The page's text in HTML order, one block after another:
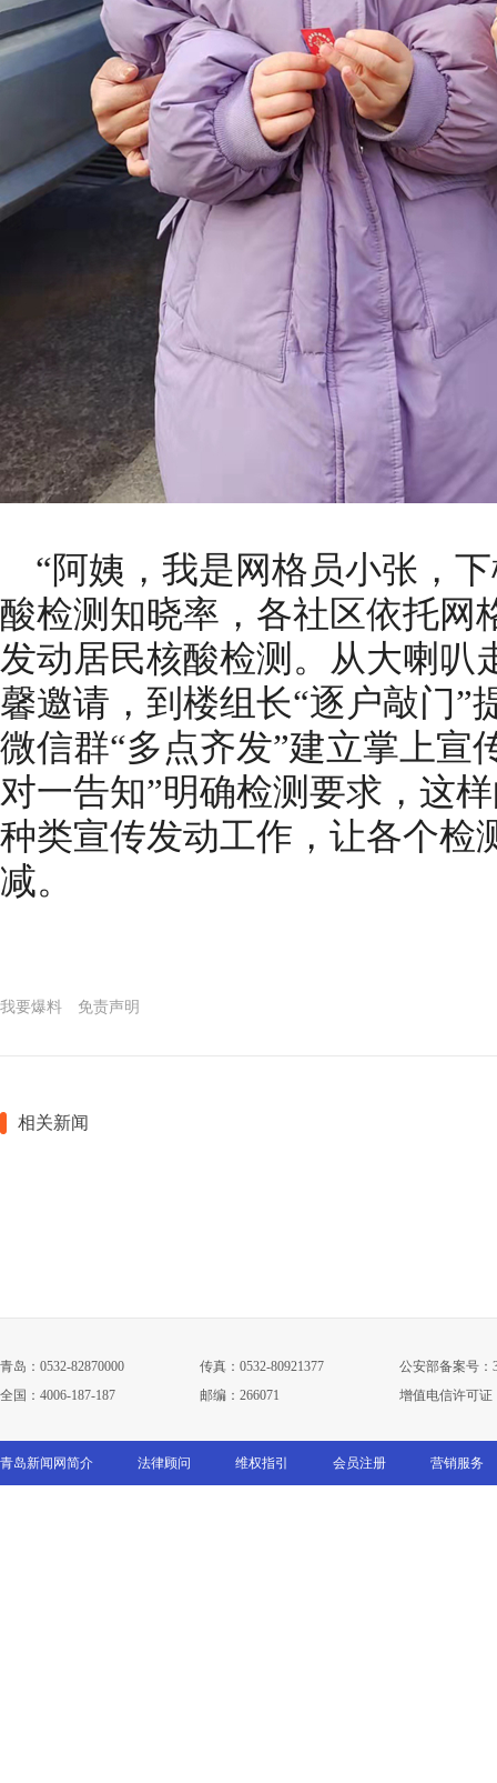
“阿姨，我是网格员小张，
酸检测知晓率，各社区依托网
发动居民核酸检测。从大喇叭
馨邀请，到楼组长“逐户敲门”
微信群“多点齐发”建立掌上宣
对一告知”明确检测要求，这
种类宣传发动工作，让各个检
减。
我要爆料 免责声明
相关新闻
青岛：0532-82870000 传真：0532-80921377
公安部备案号：
全国：4006-187-187
邮编：266071 增值电信许可证
青岛新闻网简介 法律顾问 维权指引 会员注册 营销服务